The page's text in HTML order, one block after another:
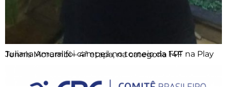
Juliana Amaral foi campeã no torneio da FPT na Play Tennis Morumbi – 4ª etapa, na categoria 14F